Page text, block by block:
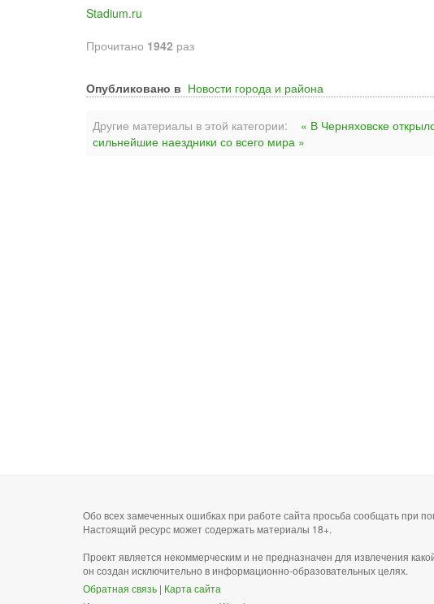
Stadium.ru
Прочитано 1942 раз
Опубликовано в Новости города и района
Другие материалы в этой категории: « В Черняховске
сильнейшие наездники со всего мира »
Обо всех замеченных ошибках при работе сайта просьба сообщать при
Настоящий ресурс может содержать материалы 18+.
Проект является некоммерческим и не предназначен для извлечения
он создан исключительно в информационно-образовательных целях.
Обратная связь | Карта сайта